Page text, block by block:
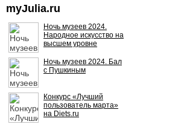
myJulia.ru
Ночь музеев 2024.
Народное искусство на
высшем уровне
Ночь музеев 2024. Бал
с Пушкиным
Конкурс «Лучший
пользователь марта»
на Diets.ru